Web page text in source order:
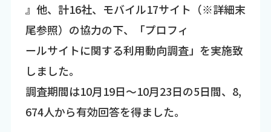
』他、計16社、モバイル17サイト（※詳細末
尾参照）の協力の下、「プロフィ
ールサイトに関する利用動向調査」を実施致
しました。
調査期間は10月19日～10月23日の5日間、8,
674人から有効回答を得ました。